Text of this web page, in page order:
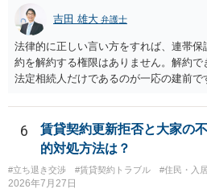
れます。 建物が未登記であること自体
に否定するものではなく、引渡しがされ
有効とされています。 今後の交渉では
しており定期借家への変更に合意して
（誰が所有者で誰が実際に住む予定か等
ほしいこと、③自分たちの居住継続の必
基本方針としたうえで、仮に一定時期
退料・引越費用・原状回復費用負担など
成することが重要です。 契約書では、
め・定期借家に関する記載の有無、これ
（「今回で最後」などの文言）が、借主
得るかどうかも含めて検討ポイントにな
吉田 雄大 弁護士
法律的に正しい言い方をすれば、連帯
約を解約する権限はありません。解約
法定相続人だけであるのが一応の建前
する動機づけがなくなります。 今回進
も、建物を賃貸人に一日も早く明け渡
するのが良いと思います。またその方
あるお知り合いさんにとっても、自身の
められるため望ましいやり方だといえま
6
賃貸契約更新拒否と大家の
的対処方法は？
#立ち退き交渉 #賃貸契約トラブル #住民・入
2026年7月27日